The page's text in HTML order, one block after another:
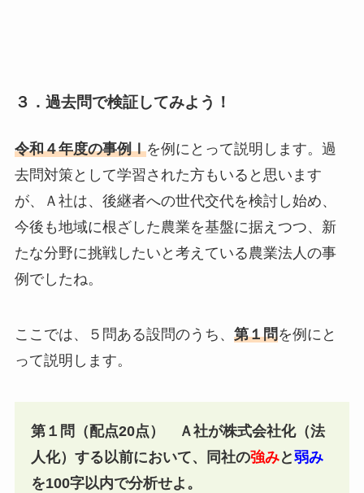
３．過去問で検証してみよう！
令和４年度の事例Ⅰを例にとって説明します。過
去問対策として学習された方もいると思います
が、Ａ社は、後継者への世代交代を検討し始め、
今後も地域に根ざした農業を基盤に据えつつ、新
たな分野に挑戦したいと考えている農業法人の事
例でしたね。
ここでは、５問ある設問のうち、 第１問を例にと
って説明します。
第１問（配点20点） Ａ社が株式会社化（法
人化）する以前において、同社の強みと弱み
を100字以内で分析せよ。